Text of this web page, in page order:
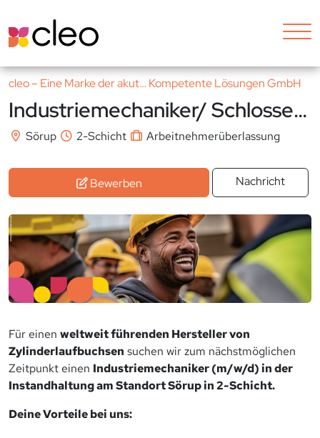
cleo – Eine Marke der akut… Kompetente Lösungen GmbH
Industriemechaniker/ Schlosser (m/w/d)
Sörup 2-Schicht Arbeitnehmerüberlassung
Bewerben Nachricht
Für einen weltweit führenden Hersteller von
Zylinderlaufbuchsen suchen wir zum nächstmöglichen
Zeitpunkt einen Industriemechaniker (m/w/d) in der
Instandhaltung am Standort Sörup in 2-Schicht.
Deine Vorteile bei uns: